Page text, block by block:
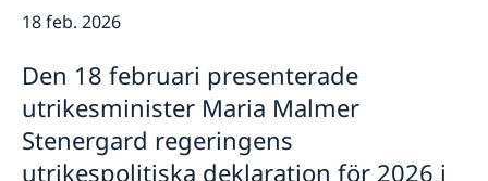
Team Sweden
Svenska företag i Bangladesh
Anmäl handelshinder
Handel med Bangladesh
18 feb. 2026
Den 18 februari presenterade
utrikesminister Maria Malmer
Stenergard regeringens
utrikespolitiska deklaration för 2026 i